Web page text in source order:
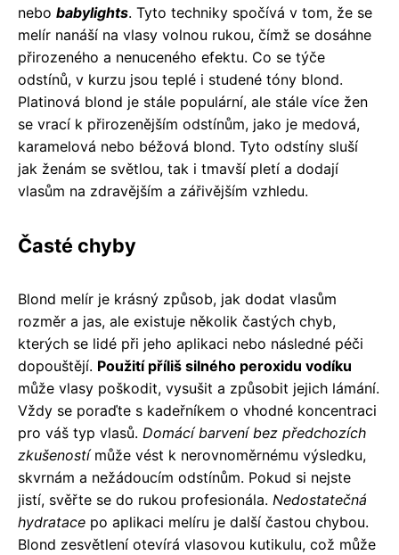
nebo babylights. Tyto techniky spočívá v tom, že se
melír nanáší na vlasy volnou rukou, čímž se dosáhne
přirozeného a nenuceného efektu. Co se týče
odstínů, v kurzu jsou teplé i studené tóny blond.
Platinová blond je stále populární, ale stále více žen
se vrací k přirozenějším odstínům, jako je medová,
karamelová nebo béžová blond. Tyto odstíny sluší
jak ženám se světlou, tak i tmavší pletí a dodají
vlasům na zdravějším a zářivějším vzhledu.
Časté chyby
Blond melír je krásný způsob, jak dodat vlasům
rozměr a jas, ale existuje několik častých chyb,
kterých se lidé při jeho aplikaci nebo následné péči
dopouštějí. Použití příliš silného peroxidu vodíku
může vlasy poškodit, vysušit a způsobit jejich lámání.
Vždy se poraďte s kadeřníkem o vhodné koncentraci
pro váš typ vlasů. Domácí barvení bez předchozích
zkušenostímůže vést k nerovnoměrnému výsledku,
skvrnám a nežádoucím odstínům. Pokud si nejste
jistí, svěřte se do rukou profesionála. Nedostatečná
hydratace po aplikaci melíru je další častou chybou.
Blond zesvětlení otevírá vlasovou kutikulu, což může